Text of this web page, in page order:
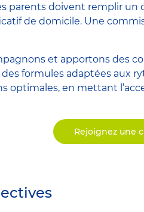
parents doivent remplir
de domicile. Une
et apportons des
formules adaptées aux
optimales, en mettant
Rejoignez une